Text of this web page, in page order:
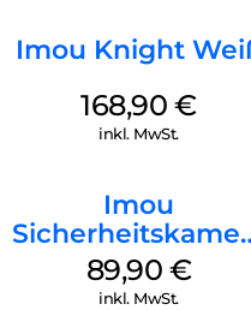
Imou Knight
168,90€
inkl. MwSt.
Imou
Draußen IPC-
F42EAP Geschoss
89,90 €
inkl. MwSt.